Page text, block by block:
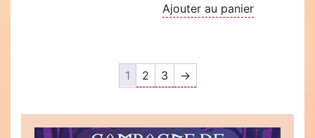
Ajouter au panier
1 2 3 →